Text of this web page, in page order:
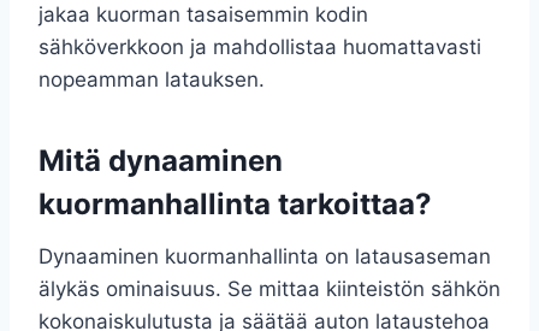
jakaa kuorman tasaisemmin kodin
sähköverkkoon ja mahdollistaa huomattavasti
nopeamman latauksen.
Mitä dynaaminen
kuormanhallinta tarkoittaa?
Dynaaminen kuormanhallinta on latausaseman
älykäs ominaisuus. Se mittaa kiinteistön sähkön
kokonaiskulutusta ja säätää auton lataustehoa